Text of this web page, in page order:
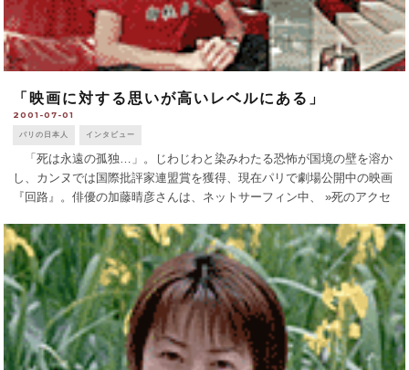
「映画に対する思いが高いレベルにある」
2001-07-01
パリの日本人 インタビュー
「死は永遠の孤独…」。じわじわと染みわたる恐怖が国境の壁を溶か
し、カンヌでは国際批評家連盟賞を獲得、現在パリで劇場公開中の映画
『回路』。俳優の加藤晴彦さんは、ネットサーフィン中、 »死のアクセ
に初参加。スプライ [...]